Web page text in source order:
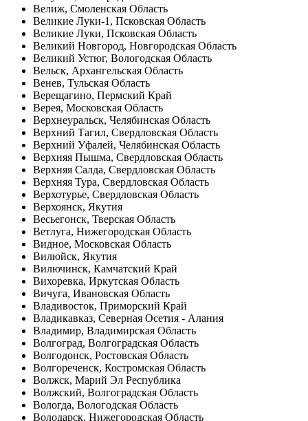
Велиж, Смоленская Область
Великие Луки-1, Псковская Область
Великие Луки, Псковская Область
Великий Новгород, Новгородская Область
Великий Устюг, Вологодская Область
Вельск, Архангельская Область
Венев, Тульская Область
Верещагино, Пермский Край
Верея, Московская Область
Верхнеуральск, Челябинская Область
Верхний Тагил, Свердловская Область
Верхний Уфалей, Челябинская Область
Верхняя Пышма, Свердловская Область
Верхняя Салда, Свердловская Область
Верхняя Тура, Свердловская Область
Верхотурье, Свердловская Область
Верхоянск, Якутия
Весьегонск, Тверская Область
Ветлуга, Нижегородская Область
Видное, Московская Область
Вилюйск, Якутия
Вилючинск, Камчатский Край
Вихоревка, Иркутская Область
Вичуга, Ивановская Область
Владивосток, Приморский Край
Владикавказ, Северная Осетия - Алания
Владимир, Владимирская Область
Волгоград, Волгоградская Область
Волгодонск, Ростовская Область
Волгореченск, Костромская Область
Волжск, Марий Эл Республика
Волжский, Волгоградская Область
Вологда, Вологодская Область
Володарск, Нижегородская Область